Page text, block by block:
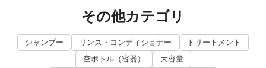
その他カテゴリ
シャンプー リンス・コンディショナー
トリートメント
空ボトル（容器）
大容量